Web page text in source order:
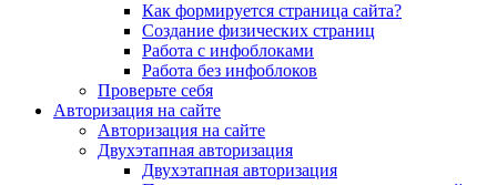
Как формируется страница сайта?
Создание физических страниц
Работа с инфоблоками
Работа без инфоблоков
Проверьте себя
Авторизация на сайте
Авторизация на сайте
Двухэтапная авторизация
Двухэтапная авторизация